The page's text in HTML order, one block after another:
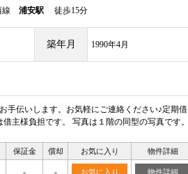
線 浦安駅 徒歩15分
築年月 1990年4月
手伝いします。お気軽にご連絡ください♪定期借
主様負担です。 写真は１階の同型の写真です。
保証金 償却 お気に入り 物件詳細
- - お気に入り 物件詳細